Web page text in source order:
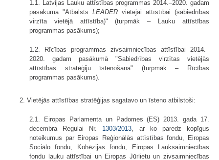
1.1. Latvijas Lauku attīstības programmas 2014.–2020. gadam
pasākumā "Atbalsts LEADER vietējai attīstībai (sabiedrības
virzīta vietējā attīstība)" (turpmāk – Lauku attīstības
programmas pasākums);
1.2. Rīcības programmas zivsaimniecības attīstībai 2014.–
2020. gadam pasākumā "Sabiedrības virzītas vietējās
attīstības stratēģiju īstenošana" (turpmāk – Rīcības
programmas pasākums).
2. Vietējās attīstības stratēģijas sagatavo un īsteno atbilstoši:
2.1. Eiropas Parlamenta un Padomes (ES) 2013. gada 17.
decembra Regulai Nr. 1303/2013 , ar ko paredz kopīgus
noteikumus par Eiropas Reģionālās attīstības fondu, Eiropas
Sociālo fondu, Kohēzijas fondu, Eiropas Lauksaimniecības
fondu lauku attīstībai un Eiropas Jūrlietu un zivsaimniecības